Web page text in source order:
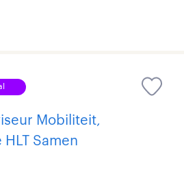
Mobiliteit,
Samen